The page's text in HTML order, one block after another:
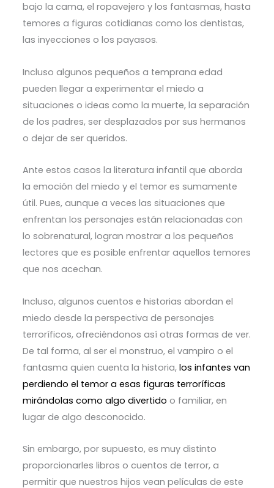
bajo la cama, el ropavejero y los fantasmas, hasta
temores a figuras cotidianas como los dentistas,
las inyecciones o los payasos.
Incluso algunos pequeños a temprana edad
pueden llegar a experimentar el miedo a
situaciones o ideas como la muerte, la separación
de los padres, ser desplazados por sus hermanos
o dejar de ser queridos.
Ante estos casos la literatura infantil que aborda
la emoción del miedo y el temor es sumamente
útil. Pues, aunque a veces las situaciones que
enfrentan los personajes están relacionadas con
lo sobrenatural, logran mostrar a los pequeños
lectores que es posible enfrentar aquellos temores
que nos acechan.
Incluso, algunos cuentos e historias abordan el
miedo desde la perspectiva de personajes
terroríficos, ofreciéndonos así otras formas de ver.
De tal forma, al ser el monstruo, el vampiro o el
fantasma quien cuenta la historia, los infantes van
perdiendo el temor a esas figuras terroríficas
mirándolas como algo divertido o familiar, en
lugar de algo desconocido.
Sin embargo, por supuesto, es muy distinto
proporcionarles libros o cuentos de terror, a
permitir que nuestros hijos vean películas de este